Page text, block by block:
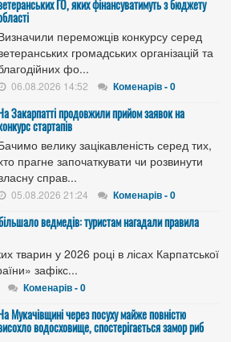
ГО, яких фінансуватимуть з бюджету
переможців конкурсу серед
громадських організацій та
фо...
06.08.2026 14:52 Коменарів - 0
Закарпатті продовжили прийом заявок на
стартапів
велику зацікавленість серед тих,
прагне започаткувати чи розвинути
справ...
05.08.2026 21:24 Коменарів - 0
ведмедів: туристам нагадали правила
тварин у 2026 році в лісах Карпатської
зафікс...
Коменарів - 0
Мукачівщині через посуху майже повністю
водосховище, спостерігається замор риб